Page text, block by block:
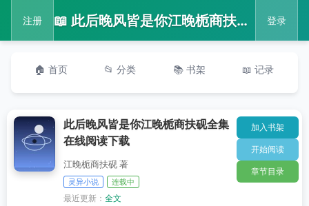
注册 📖 此后晚风皆是你江晚栀商扶砚全集在线阅读下载 登录
🏠 首页 📂 分类 📚 书架 📖 记录
此后晚风皆是你江晚栀商扶砚全集
在线阅读下载
江晚栀商扶砚 著
灵异小说 连载中
最近更新：全文
加入书架
开始阅读
章节目录